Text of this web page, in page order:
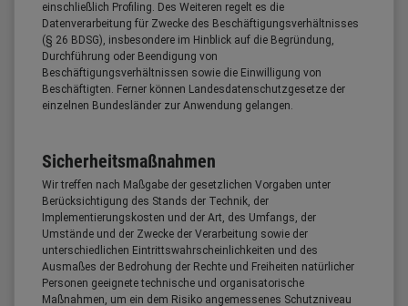
einschließlich Profiling. Des Weiteren regelt es die
Datenverarbeitung für Zwecke des Beschäftigungsverhältnisses
(§ 26 BDSG), insbesondere im Hinblick auf die Begründung,
Durchführung oder Beendigung von
Beschäftigungsverhältnissen sowie die Einwilligung von
Beschäftigten. Ferner können Landesdatenschutzgesetze der
einzelnen Bundesländer zur Anwendung gelangen.
Sicherheitsmaßnahmen
Wir treffen nach Maßgabe der gesetzlichen Vorgaben unter
Berücksichtigung des Stands der Technik, der
Implementierungskosten und der Art, des Umfangs, der
Umstände und der Zwecke der Verarbeitung sowie der
unterschiedlichen Eintrittswahrscheinlichkeiten und des
Ausmaßes der Bedrohung der Rechte und Freiheiten natürlicher
Personen geeignete technische und organisatorische
Maßnahmen, um ein dem Risiko angemessenes Schutzniveau